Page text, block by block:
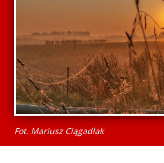
Fot. Mariusz Ciągadlak